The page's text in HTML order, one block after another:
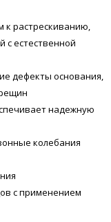
к растрескиванию,
с естественной
дефекты основания,
надежную
колебания
с применением